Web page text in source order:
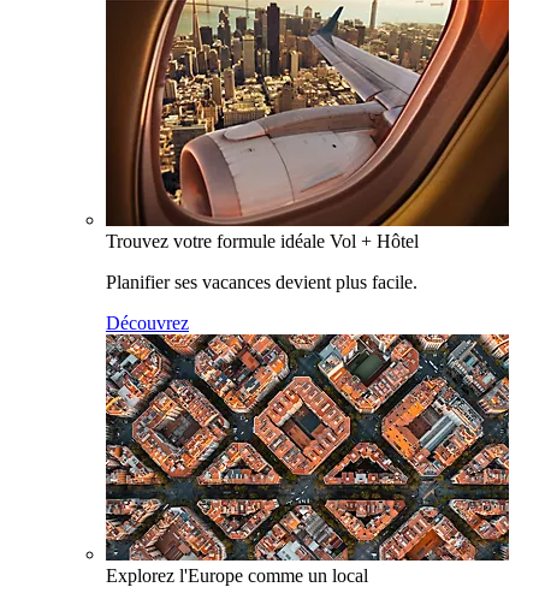
Trouvez votre formule idéale Vol + Hôtel
Planifier ses vacances devient plus facile.
Découvrez
Explorez l'Europe comme un local